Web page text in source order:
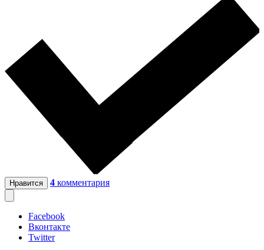
Нравится 4 комментария
Facebook
Вконтакте
Twitter